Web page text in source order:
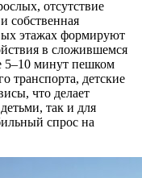
отсутствие
собственная
этажах формируют
в сложившемся
5–10 минут пешком
транспорта, детские
что делает
так и для
спрос на